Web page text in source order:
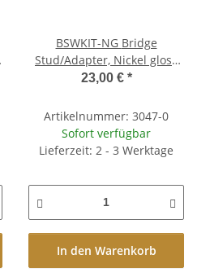
BSWKIT-NG Bridge
Stud/Adapter, Nickel gloss
(one pair)
23,00 € *
Artikelnummer: 3047-0
Sofort verfügbar
Lieferzeit: 2 - 3 Werktage
In den Warenkorb